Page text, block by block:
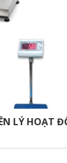
LÝ HOẠT